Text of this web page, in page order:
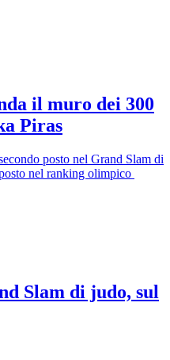
il muro dei 300
Piras
posto nel Grand Slam di
nel ranking olimpico
Slam di judo, sul